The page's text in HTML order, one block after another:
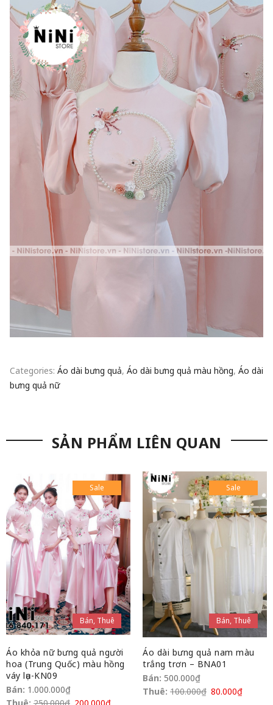
Categories: Áo dài bưng quả, Áo dài bưng quả màu hồng, Áo dài
bưng quả nữ
SẢN PHẨM LIÊN QUAN
Bán, Thuê
Sale
Áo khỏa nữ bưng quả người
hoa (Trung Quốc) màu hồng
váy lụa-KN09
Bán: 1.000.000₫
Bán, Thuê
Sale
Áo dài bưng quả nam màu
trắng trơn – BNA01
Bán: 500.000₫
Thuê: 100.000₫ 80.000₫